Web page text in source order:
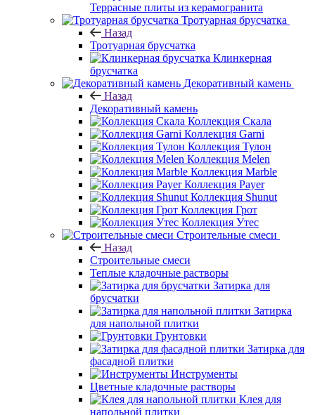
Террасные плиты из керамогранита
Тротуарная брусчатка
Назад
Тротуарная брусчатка
Клинкерная
брусчатка
Декоративный камень
Назад
Декоративный камень
Коллекция Скала
Коллекция Garni
Коллекция Тулон
Коллекция Melen
Коллекция Marble
Коллекция Payer
Коллекция Shunut
Коллекция Грот
Коллекция Утес
Строительные смеси
Назад
Строительные смеси
Теплые кладочные растворы
Затирка для
брусчатки
Затирка
для напольной плитки
Грунтовки
Затирка для
фасадной плитки
Инструменты
Цветные кладочные растворы
Клея для
напольной плитки